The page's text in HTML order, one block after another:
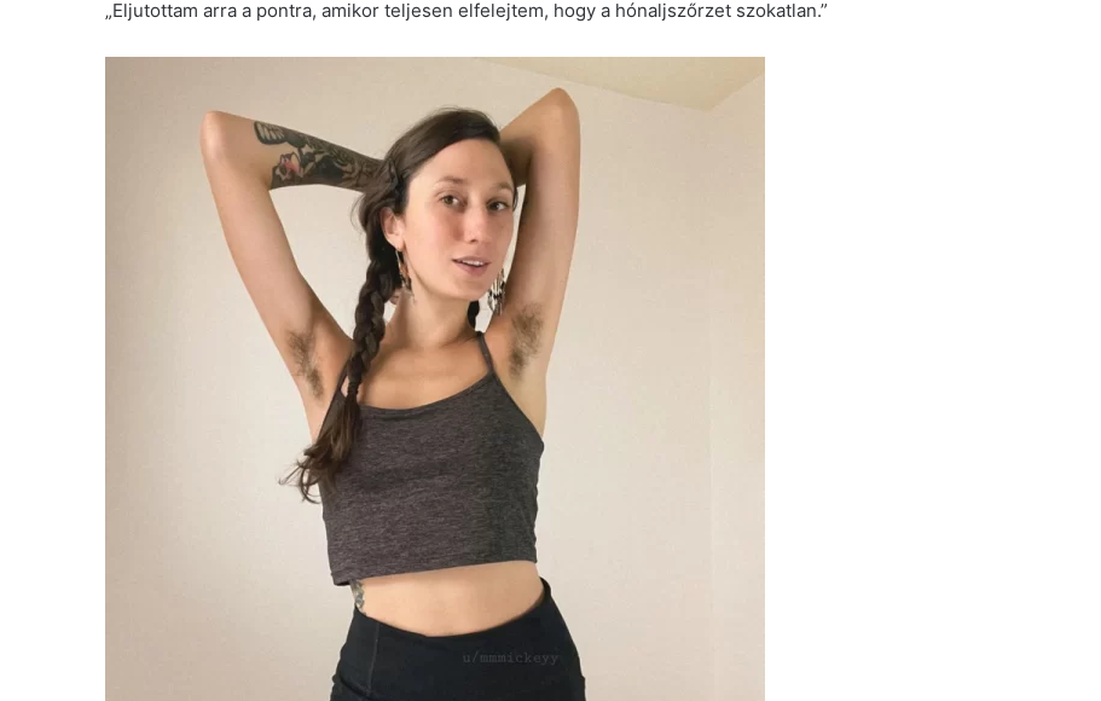
„Eljutottam arra a pontra, amikor teljesen elfelejtem, hogy a hónaljszőrzet szokatlan.”